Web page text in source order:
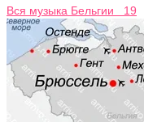
Вся музыка Бельгии 19